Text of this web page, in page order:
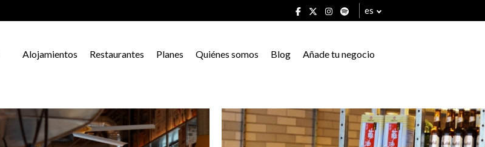
es
Alojamientos Restaurantes Planes Quiénes somos Blog Añade tu negocio